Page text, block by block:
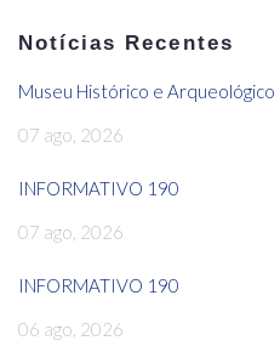
Notícias Recentes
Museu Histórico e Arqueológico
07 ago, 2026
INFORMATIVO 190
07 ago, 2026
INFORMATIVO 190
06 ago, 2026